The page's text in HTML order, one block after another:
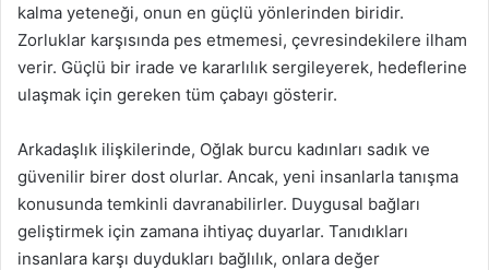
kalma yeteneği, onun en güçlü yönlerinden biridir.
Zorluklar karşısında pes etmemesi, çevresindekilere ilham
verir. Güçlü bir irade ve kararlılık sergileyerek, hedeflerine
ulaşmak için gereken tüm çabayı gösterir.
Arkadaşlık ilişkilerinde, Oğlak burcu kadınları sadık ve
güvenilir birer dost olurlar. Ancak, yeni insanlarla tanışma
konusunda temkinli davranabilirler. Duygusal bağları
geliştirmek için zamana ihtiyaç duyarlar. Tanıdıkları
insanlara karşı duydukları bağlılık, onlara değer